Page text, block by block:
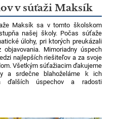
v súťaži Maksík
Maksík sa v tomto školskom
našej školy. Počas súťaže
úlohy, pri ktorých preukázali
Mimoriadny úspech
najlepších riešiteľov a za svoje
Všetkým súťažiacim ďakujeme
a srdečne blahoželáme k ich
ďalších úspechov a radosti